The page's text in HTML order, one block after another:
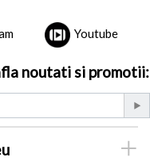
Youtube
noutati si promotii: